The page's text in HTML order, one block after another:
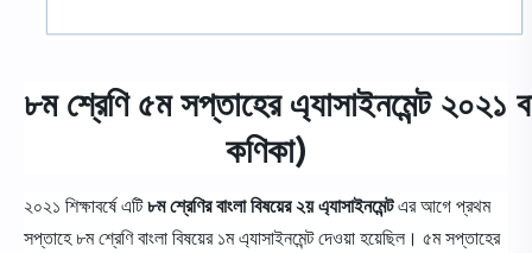
৮ম শ্রেণি ৫ম সপ্তাহের এ্যাসাইনমেন্ট ২০২১
কণিকা)
২০২১ শিক্ষাবর্ষে এটি৮ম শ্রেণির বাংলা বিষয়ের ২য় এ্যাসাইনমেন্টএর আগে প্রথম
সপ্তাহে ৮ম শ্রেণি বাংলা বিষয়ের ১ম এ্যাসাইনমেন্ট দেওয়া হয়েছিল। ৫ম সপ্তাহের